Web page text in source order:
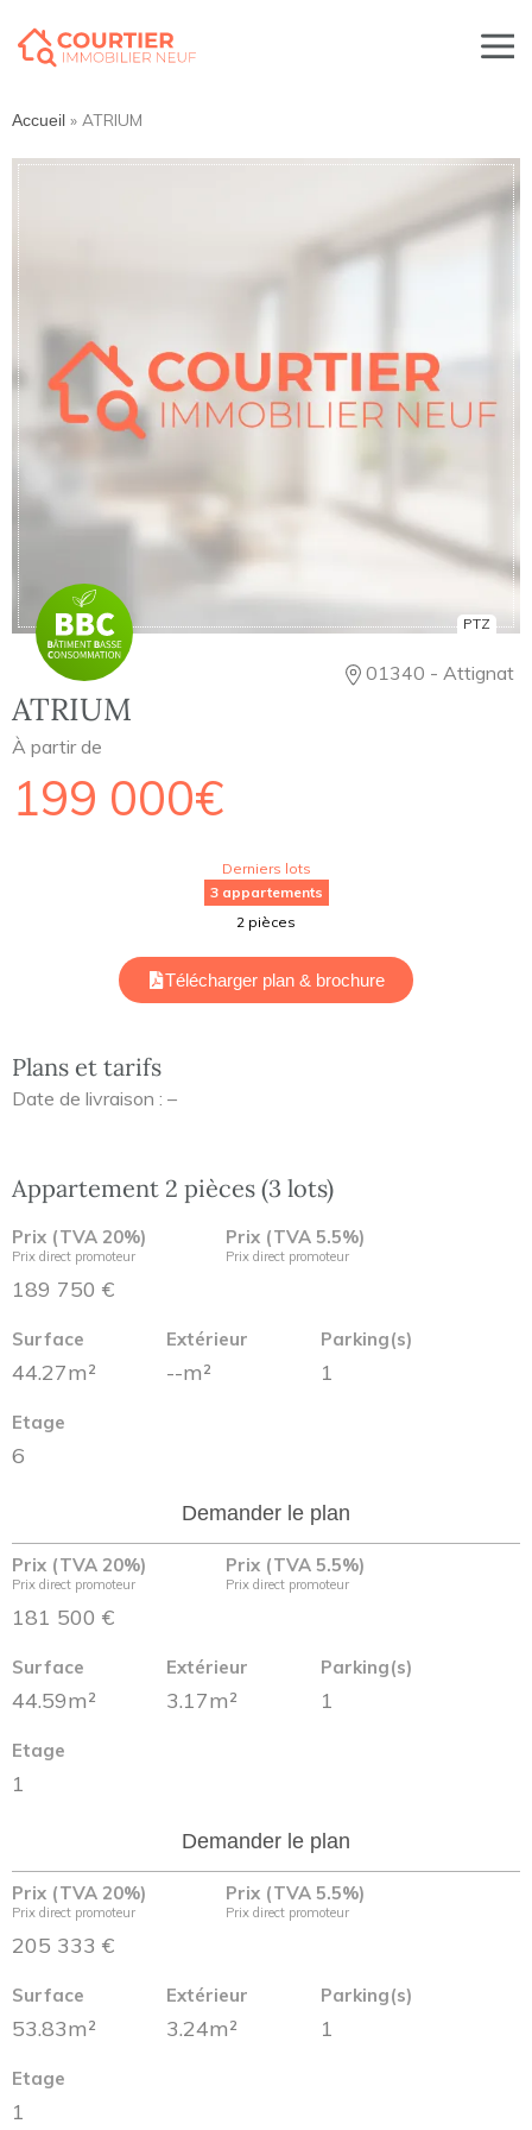
Accueil » ATRIUM
PTZ
01340 - Attignat
ATRIUM
À partir de
199 000€
Derniers lots
3 appartements
2 pièces
Télécharger plan & brochure
Plans et tarifs
Date de livraison : –
Appartement 2 pièces (3 lots)
Prix (TVA 20%)
Prix direct promoteur
189 750 €
Prix (TVA 5.5%)
Prix direct promoteur
Surface
44.27m²
Extérieur
--m²
Parking(s)
1
Etage
6
Demander le plan
Prix (TVA 20%)
Prix direct promoteur
181 500 €
Prix (TVA 5.5%)
Prix direct promoteur
Surface
44.59m²
Extérieur
3.17m²
Parking(s)
1
Etage
1
Demander le plan
Prix (TVA 20%)
Prix direct promoteur
205 333 €
Prix (TVA 5.5%)
Prix direct promoteur
Surface
53.83m²
Extérieur
3.24m²
Parking(s)
1
Etage
1